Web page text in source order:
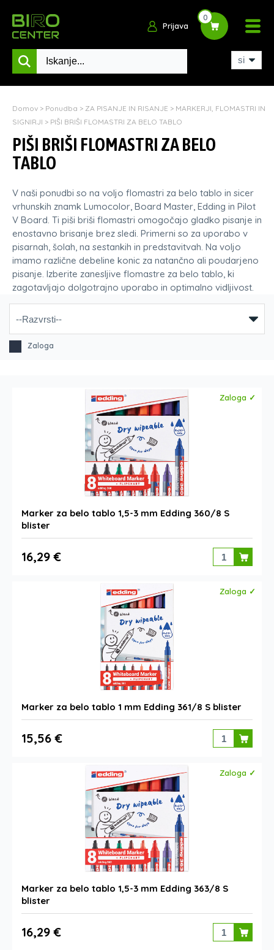
Prijava
0
Domov > Ponudba > ZA PISANJE IN RISANJE > MARKERJI, FLOMASTRI IN
SIGNIRJI > PIŠI BRIŠI FLOMASTRI ZA BELO TABLO
PIŠI BRIŠI FLOMASTRI ZA BELO
TABLO
V naši ponudbi so na voljo flomastri za belo tablo in sicer
vrhunskih znamk Lumocolor, Board Master, Edding in Pilot
V Board. Ti piši briši flomastri omogočajo gladko pisanje in
enostavno brisanje brez sledi. Primerni so za uporabo v
pisarnah, šolah, na sestankih in predstavitvah. Na voljo
imamo različne debeline konic za natančno ali poudarjeno
pisanje. Izberite zanesljive flomastre za belo tablo, ki
zagotavljajo dolgotrajno uporabo in optimalno vidljivost.
Zaloga
Zaloga ✓
Marker za belo tablo 1,5-3 mm Edding 360/8 S
blister
16,29 €
Zaloga ✓
Marker za belo tablo 1 mm Edding 361/8 S blister
15,56 €
Zaloga ✓
Marker za belo tablo 1,5-3 mm Edding 363/8 S
blister
16,29 €